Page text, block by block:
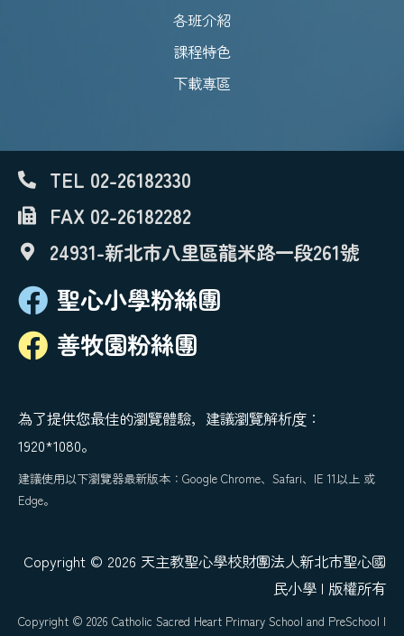
各班介紹
課程特色
下載專區
TEL 02-26182330
FAX 02-26182282
24931-新北市八里區龍米路一段261號
聖心小學粉絲團
善牧園粉絲團
為了提供您最佳的瀏覽體驗，建議瀏覽解析度：
1920*1080。
建議使用以下瀏覽器最新版本：Google Chrome、Safari、IE 11以上 或
Edge。
Copyright © 2026 天主教聖心學校財團法人新北市聖心國
民小學 | 版權所有
Copyright © 2026 Catholic Sacred Heart Primary School and PreSchool |